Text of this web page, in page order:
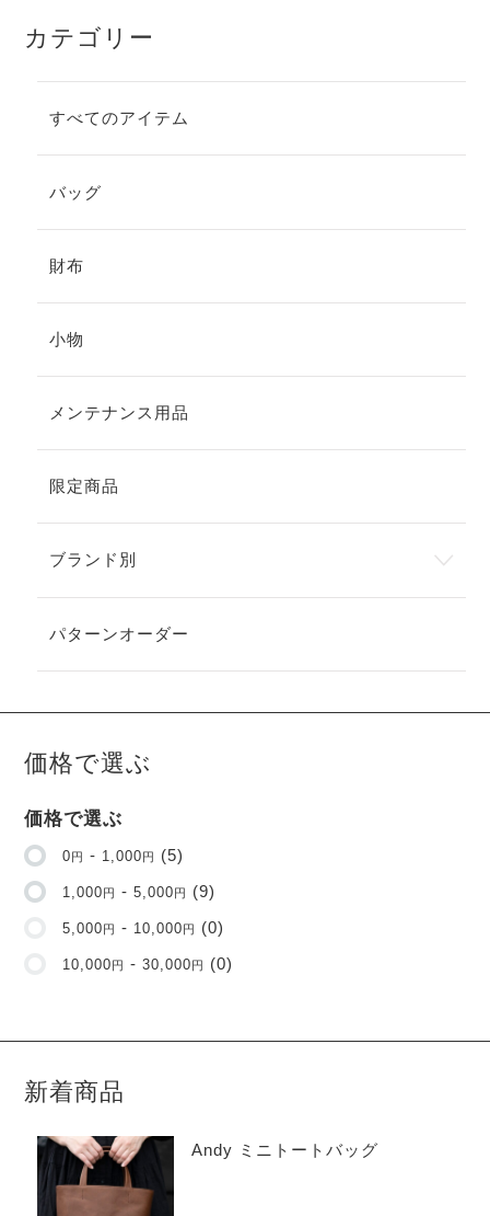
ま
は
ら
カテゴリー
すべてのアイテム
バッグ
財布
小物
メンテナンス用品
限定商品
ブランド別
パターンオーダー
価格で選ぶ
価格で選ぶ
0 円 - 1,000 円 (5)
1,000 円 -5,000 円 (9)
5,000 円 - 10,000 円 (0)
10,000 円 -30,000 円 (0)
新着商品
Andy ミニトートバッグ